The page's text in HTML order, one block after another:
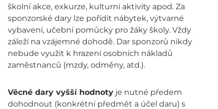
školní akce, exkurze, kulturní aktivity apod. Za
sponzorské dary lze pořídit nábytek, výtvarné
vybavení, učební pomůcky pro žáky školy. Vždy
záleží na vzájemné dohodě. Dar sponzorů nikdy
nebude využit k hrazení osobních nákladů
zaměstnanců (mzdy, odměny, atd.).
Věcné dary vyšší hodnoty je nutné předem
dohodnout (konkrétní předmět a účel daru) s